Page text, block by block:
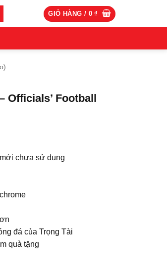
GIỎ HÀNG / 0₫
Officials’ Football
chưa sử dụng
đá của Trọng Tài
quà tặng